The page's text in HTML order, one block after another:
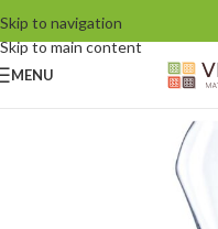
Skip to navigation
Skip to main content
MENU